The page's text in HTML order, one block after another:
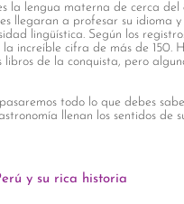
la lengua materna de cerca
llegaran a profesar su idioma
lingüística. Según los
increíble cifra de más de 150.
libros de la conquista, pero
todo lo que debes
llenan los sentidos de
y su rica historia